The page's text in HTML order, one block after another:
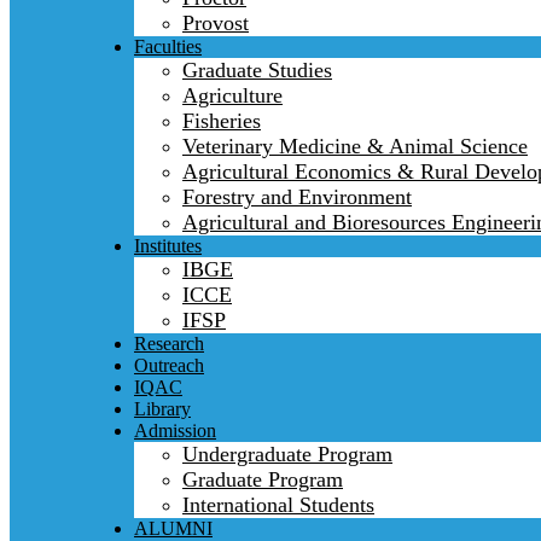
Provost
Faculties
Graduate Studies
Agriculture
Fisheries
Veterinary Medicine & Animal Science
Agricultural Economics & Rural
Forestry and Environment
Agricultural and Bioresources
Institutes
IBGE
ICCE
IFSP
Research
Outreach
IQAC
Library
Admission
Undergraduate Program
Graduate Program
International Students
ALUMNI